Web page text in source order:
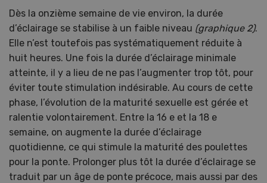
Dès la onzième semaine de vie environ, la durée
d’éclairage se stabilise à un faible niveau (graphique 2).
Elle n’est toutefois pas systématiquement réduite à
huit heures. Une fois la durée d’éclairage minimale
atteinte, il y a lieu de ne pas l’augmenter trop tôt, pour
éviter toute stimulation indésirable. Au cours de cette
phase, l’évolution de la maturité sexuelle est gérée et
ralentie volontairement. Entre la 16 e et la 18 e
semaine, on augmente la durée d’éclairage
quotidienne, ce qui stimule la maturité des poulettes
pour la ponte. Prolonger plus tôt la durée d’éclairage se
traduit par un âge de ponte précoce, mais aussi par des